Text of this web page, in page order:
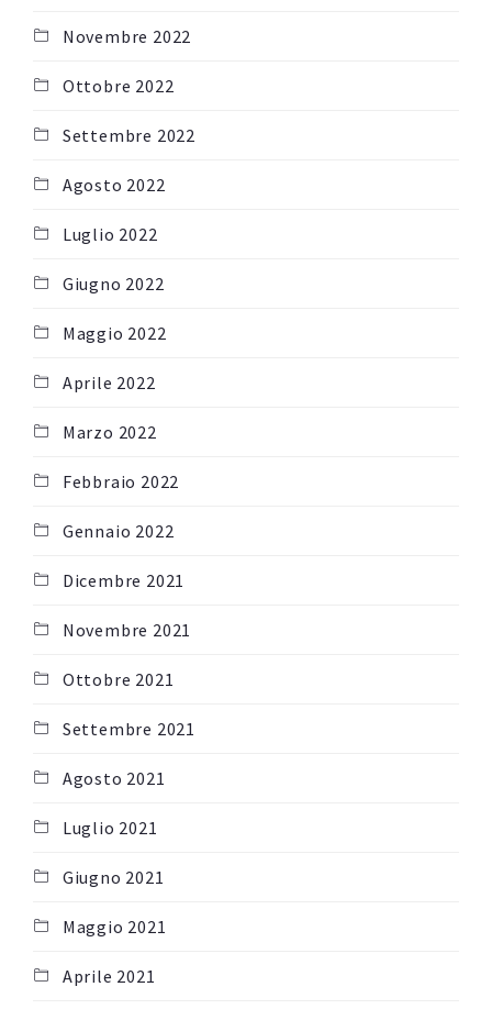
Novembre 2022
Ottobre 2022
Settembre 2022
Agosto 2022
Luglio 2022
Giugno 2022
Maggio 2022
Aprile 2022
Marzo 2022
Febbraio 2022
Gennaio 2022
Dicembre 2021
Novembre 2021
Ottobre 2021
Settembre 2021
Agosto 2021
Luglio 2021
Giugno 2021
Maggio 2021
Aprile 2021